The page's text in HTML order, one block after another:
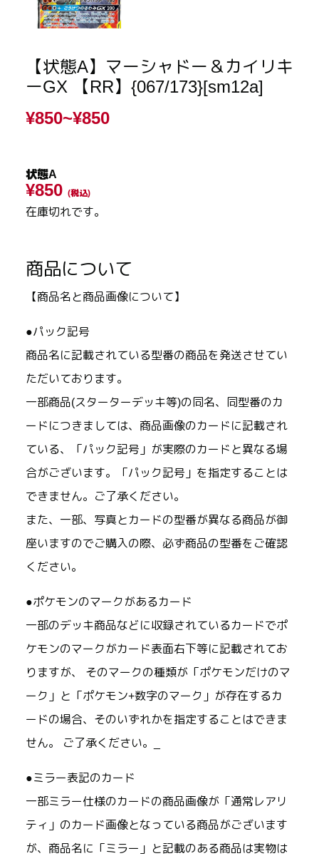
【状態A】マーシャドー＆カイリキ
ーGX 【RR】{067/173}[sm12a]
¥850~¥850
状態A
¥850 (税込)
在庫切れです。
商品について
【商品名と商品画像について】
●パック記号
商品名に記載されている型番の商品を発送させてい
ただいております。
一部商品(スターターデッキ等)の同名、同型番のカ
ードにつきましては、商品画像のカードに記載され
ている、「パック記号」が実際のカードと異なる場
合がございます。「パック記号」を指定することは
できません。ご了承ください。
また、一部、写真とカードの型番が異なる商品が御
座いますのでご購入の際、必ず商品の型番をご確認
ください。
●ポケモンのマークがあるカード
一部のデッキ商品などに収録されているカードでポ
ケモンのマークがカード表面右下等に記載されてお
りますが、 そのマークの種類が「ポケモンだけのマ
ーク」と「ポケモン+数字のマーク」が存在するカ
ードの場合、そのいずれかを指定することはできま
せん。 ご了承ください。_
●ミラー表記のカード
一部ミラー仕様のカードの商品画像が「通常レアリ
ティ」のカード画像となっている商品がございます
が、商品名に「ミラー」と記載のある商品は実物は